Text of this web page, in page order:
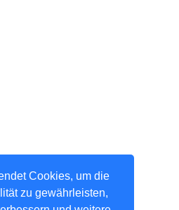
Cookies, um die
zu gewährleisten,